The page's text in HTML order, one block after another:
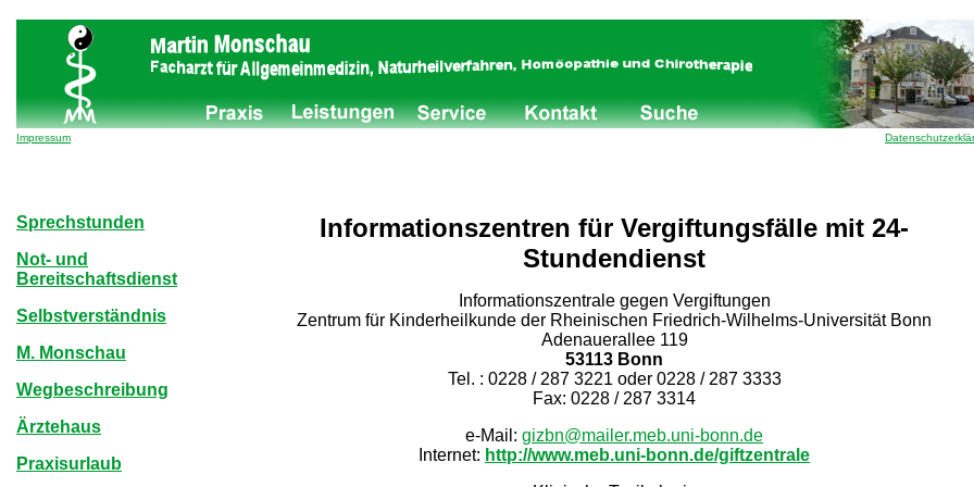
Impressum
Sprechstunden
Not- und
Bereitschaftsdienst
Selbstverständnis
M. Monschau
Wegbeschreibung
Ärztehaus
Praxisurlaub
Informationszentren für Vergiftungsfälle mit 24-
Stundendienst
Informationszentrale gegen Vergiftungen
Zentrum für Kinderheilkunde der Rheinischen Friedrich-Wilhelms-Universität Bonn
Adenauerallee 119
53113 Bonn
Tel. : 0228 / 287 3221 oder 0228 / 287 3333
Fax: 0228 / 287 3314
e-Mail: gizbn@mailer.meb.uni-bonn.de
Internet: http://www.meb.uni-bonn.de/giftzentrale